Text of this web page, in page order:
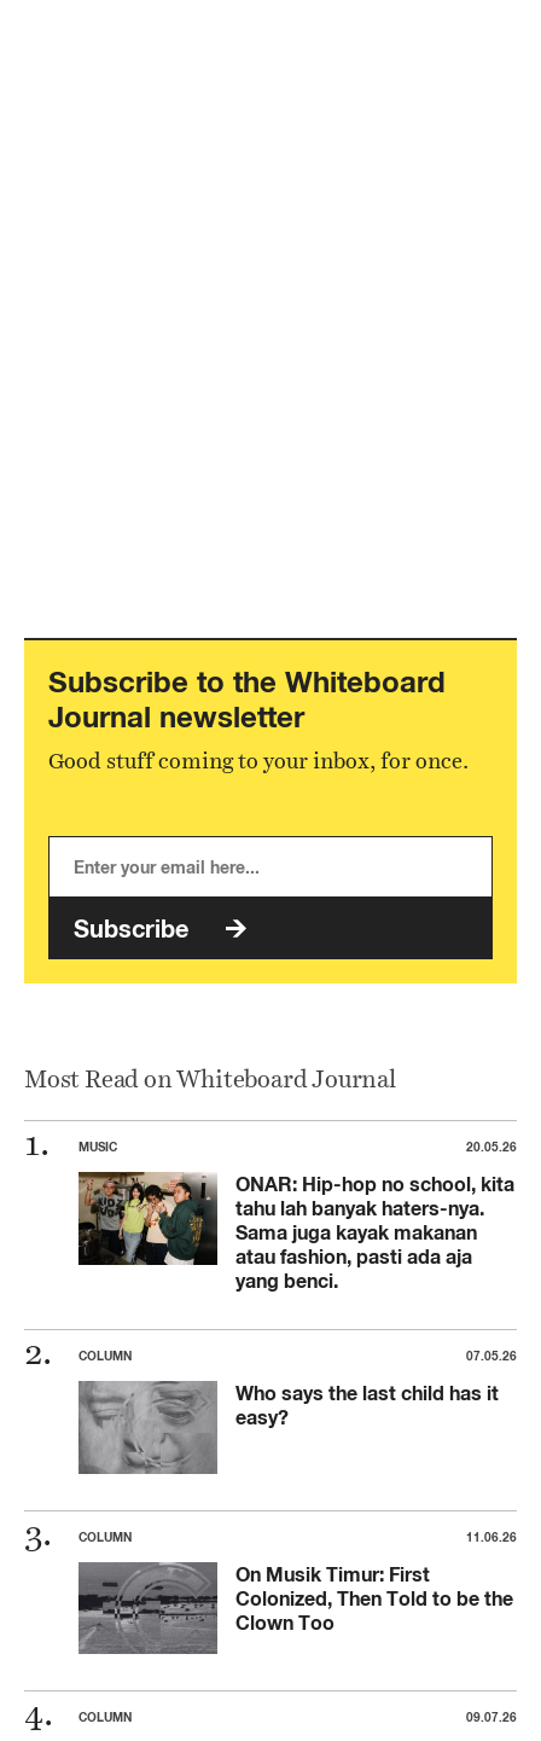
Subscribe to the Whiteboard
Journal newsletter
Good stuff coming to your inbox, for once.
Subscribe
Most Read on Whiteboard Journal
MUSIC 20.05.26
ONAR: Hip-hop no school, kita
tahu lah banyak haters-nya.
Sama juga kayak makanan
atau fashion, pasti ada aja
yang benci.
COLUMN 07.05.26
Who says the last child has it
easy?
COLUMN 11.06.26
On Musik Timur: First
Colonized, Then Told to be the
Clown Too
COLUMN 09.07.26